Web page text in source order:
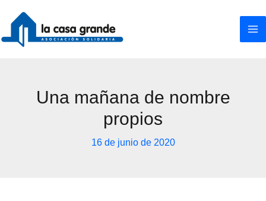
contenido
Una mañana de nombre
propios
16 de junio de 2020